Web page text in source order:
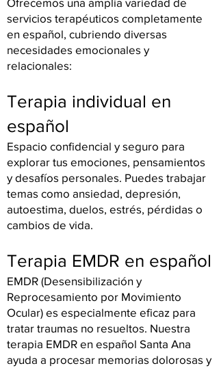
servicios terapéuticos completamente
en español, cubriendo diversas
necesidades emocionales y
relacionales:
Terapia individual en
español
Espacio confidencial y seguro para
explorar tus emociones, pensamientos
y desafíos personales. Puedes trabajar
temas como ansiedad, depresión,
autoestima, duelos, estrés, pérdidas o
cambios de vida.
Terapia EMDR en español
EMDR (Desensibilización y
Reprocesamiento por Movimiento
Ocular) es especialmente eficaz para
tratar traumas no resueltos. Nuestra
terapia EMDR en español Santa Ana
ayuda a procesar memorias dolorosas y